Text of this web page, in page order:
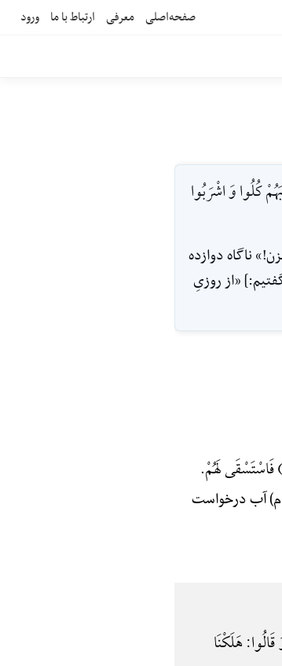
صفحه‌اصلی معرفی ارتباط با ما ورود
كُلُوا وَ اشْرَبُوا
ناگاه دوازده
«از روزىِ
لَهُمْ.
آب درخواست
هَلَکْنَا